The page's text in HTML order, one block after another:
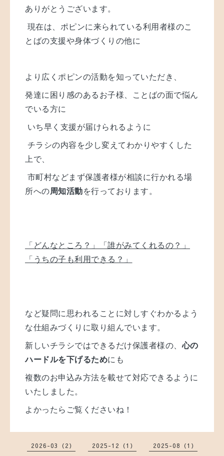
ありがとうございます。
現在は、ポピンに来られている利用者様のこ
とばの支援や身体づくりの他に
より広くポピンの活動を知っていただき、
発達に困り感のあるお子様、ことばの面で悩ん
でいる方に
いち早く支援が届けられるように
チラシの内容を少し変えてわかりやすくした
上で、
市町村などまず保護者様が相談に行かれる場
所への周知活動を行っております。
「どんなところ？」「誰がみてくれるの？」
「うちの子も利用できる？」
など疑問に思われることに対しすぐわかるよう
な仕組みづくりに取り組んでいます。
新しいチラシではできるだけ保護者様の、心の
ハードルを下げるためにも
複数のお申込み方法を載せて対応できるように
いたしました。
よかったらご覧くださいね！
2026-03（2） 2025-12（1） 2025-08（1）